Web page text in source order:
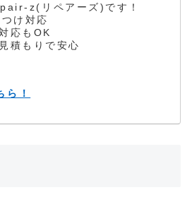
z(リペアーズ)です！
け対応
応もOK
積もりで安心
ら！